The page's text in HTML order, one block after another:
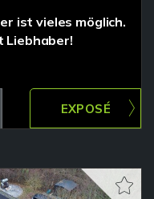
ist vieles möglich.
Liebhaber!